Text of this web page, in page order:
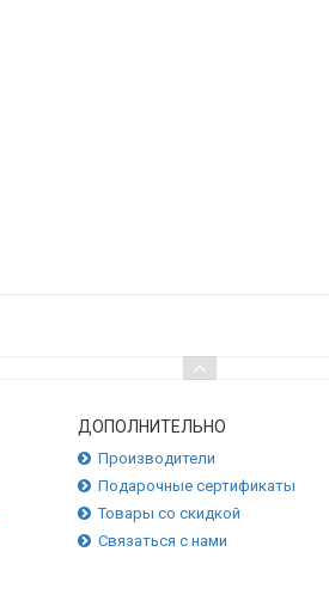
ДОПОЛНИТЕЛЬНО
Производители
Подарочные сертификаты
Товары со скидкой
Связаться с нами